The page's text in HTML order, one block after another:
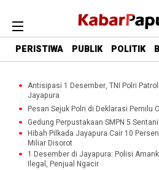
PERISTIWA PUBLIK POLITIK
Antisipasi 1 Desember, TNI Polri
Jayapura
Pesan Sejuk Polri di Deklarasi Pemilu
Gedung Perpustakaan SMPN 5
Hibah Pilkada Jayapura Cair 10
Miliar Disorot
1 Desember di Jayapura: Polisi
Ilegal, Penjual Ngacir